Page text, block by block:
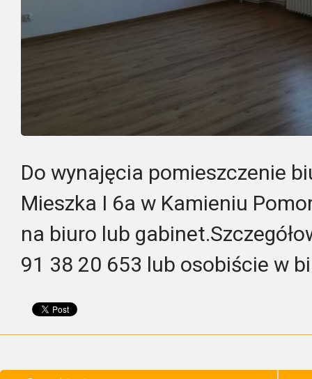
Do wynajęcia pomieszczenie
Mieszka I 6a w Kamieniu
na biuro lub
91 38 20 653 lub osobiście w